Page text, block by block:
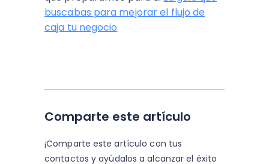
buscabas para mejorar el flujo de
caja tu negocio
Comparte este artículo
¡Comparte este artículo con tus
contactos y ayúdalos a alcanzar el éxito